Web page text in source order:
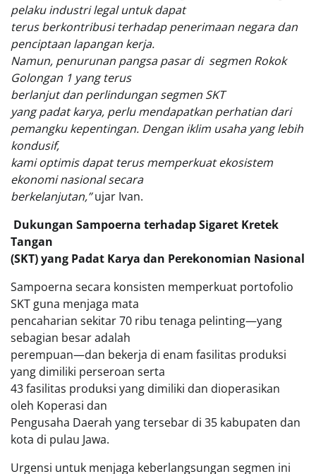
pelaku industri legal untuk dapat
terus berkontribusi terhadap penerimaan negara dan
penciptaan lapangan kerja.
Namun, penurunan pangsa pasar di segmen Rokok
Golongan 1 yang terus
berlanjut dan perlindungan segmen SKT
yang padat karya, perlu mendapatkan perhatian dari
pemangku kepentingan. Dengan iklim usaha yang lebih
kondusif,
kami optimis dapat terus memperkuat ekosistem
ekonomi nasional secara
berkelanjutan,”ujar Ivan.
Dukungan Sampoerna terhadap Sigaret Kretek
Tangan
(SKT) yang Padat Karya dan Perekonomian Nasional
Sampoerna secara konsisten memperkuat portofolio
SKT guna menjaga mata
pencaharian sekitar 70 ribu tenaga pelinting—yang
sebagian besar adalah
perempuan—dan bekerja di enam fasilitas produksi
yang dimiliki perseroan serta
43 fasilitas produksi yang dimiliki dan dioperasikan
oleh Koperasi dan
Pengusaha Daerah yang tersebar di 35 kabupaten dan
kota di pulau Jawa.
Urgensi untuk menjaga keberlangsungan segmen ini